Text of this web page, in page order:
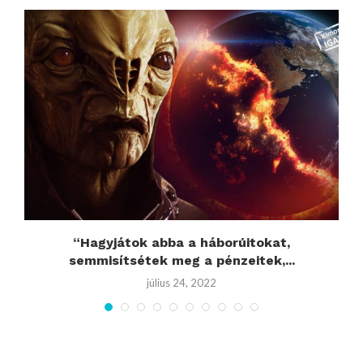
“Hagyjátok abba a háborúitokat,
semmisítsétek meg a pénzeitek,...
július 24, 2022